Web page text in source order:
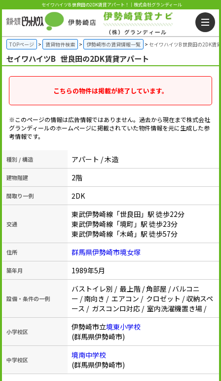
セイワハイツB 世良田の2DK賃貸アパート！｜株式会社グランディール
TOPページ 賃貸物件検索 伊勢崎市の賃貸情報一覧 セイワハイツB 世良田の2DK賃
セイワハイツB 世良田の2DK賃貸アパート
こちらの物件は掲載が終了しています。
※このページの情報は広告情報ではありません。過去から現在まで株式会社
グランディールのホームぺージに掲載されていた物件情報を元に生成した参
考情報です。
種別 / 構造 アパート / 木造
建物階建 2階
間取り一例 2DK
交通
東武伊勢崎線「世良田」駅 徒歩22分
東武伊勢崎線「境町」駅 徒歩23分
東武伊勢崎線「木崎」駅 徒歩57分
住所 群馬県伊勢崎市境女塚
築年月 1989年5月
設備・条件の一例
バストイレ別 / 最上階 / 角部屋 / バルコニ
ー / 南向き / エアコン / クロゼット / 収納スペ
ース / ガスコンロ対応 / 室内洗濯機置き場 /
小学校区 伊勢崎市立境東小学校
(群馬県伊勢崎市)
中学校区
境南中学校
(群馬県伊勢崎市)